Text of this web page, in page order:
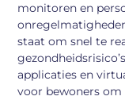
monitoren en
staat om snel te
applicaties en
voor bewoners